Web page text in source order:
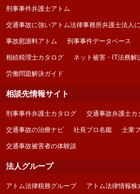
刑事事件弁護士アトム
交通事故に強いアトム法律事務所弁護士法人
事故慰謝料アトム 刑事事件データベース
相続税理士カタログ ネット被害・IT法務解
労働問題解決ガイド
相談先情報サイト
刑事事件弁護士カタログ 交通事故弁護士カ
交通事故の治療ナビ 社長プロ名鑑 士業
交通事故被害者の体験談
法人グループ
アトム法律税務グループ アトム法律情報株